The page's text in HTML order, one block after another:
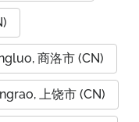
商洛市 (CN)
上饶市 (CN)